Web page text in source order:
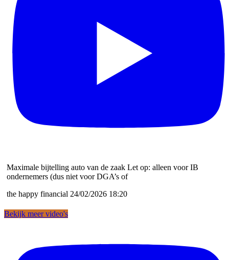
Maximale bijtelling auto van de zaak Let op: alleen voor IB
ondernemers (dus niet voor DGA’s of
the happy financial 24/02/2026 18:20
Bekijk meer video's